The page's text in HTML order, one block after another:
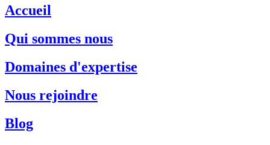
Accueil
Qui sommes nous
Domaines d'expertise
Nous rejoindre
Blog